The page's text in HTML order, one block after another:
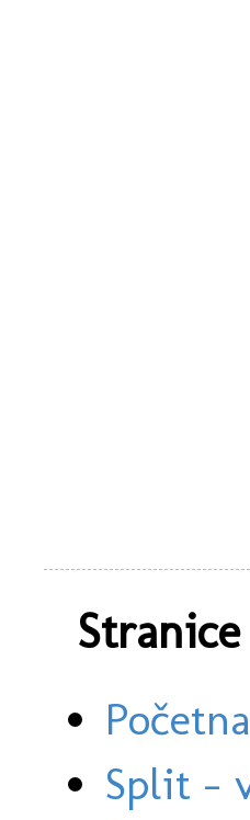
Stranice
Split -